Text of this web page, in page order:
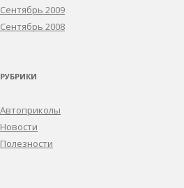
Сентябрь 2009
Сентябрь 2008
РУБРИКИ
Автоприколы
Новости
Полезности